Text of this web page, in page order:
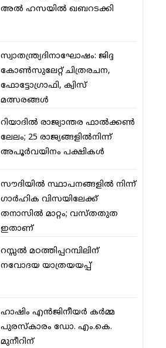
അല്‍ ഹസയില്‍ ഖബറടക്കി
സ്വാതന്ത്ര്യദിനാഘോഷം: ജിദ്ദ
കോണ്‍സുലേറ്റ് ചിത്രരചന,
ഫോട്ടോഗ്രാഫി, ക്വിസ്
മത്സരങ്ങള്‍
റിയാദില്‍ രാജ്യാന്തര ഫാല്‍ക്കണ്‍
ലേലം; 25 രാജ്യങ്ങളില്‍നിന്ന്
അപൂര്‍വയിനം പക്ഷികള്‍
സൗദിയില്‍ സ്ഥാപനങ്ങളില്‍ നിന്ന്
ഗാര്‍ഹിക വിസയിലേക്ക്
തനാസില്‍ മാറ്റം; വസ്തതുത
ഇതാണ്
റസ്സല്‍ മഠത്തിപ്പറമ്പിലിന്
നവോദയ യാത്രയയപ്പ്
ഹാഷിം എന്‍ജിനീയര്‍ കര്‍മ്മ
പുരസ്‌കാരം ഡോ. എം.കെ.
മുനീറിന്